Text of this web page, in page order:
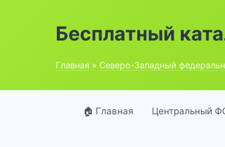
Бесплатный
Главная » Северо-Западный
🏠 Главная Центральный